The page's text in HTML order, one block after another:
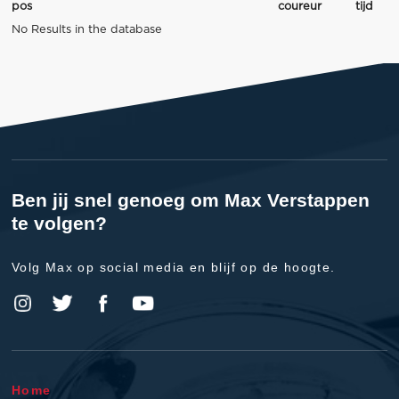
pos coureur
tijd
No Results in the database
Ben jij snel genoeg om Max Verstappen
te volgen?
Volg Max op social media en blijf op de hoogte.
Home